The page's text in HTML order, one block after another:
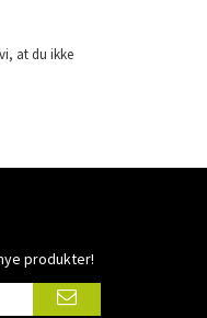
at du ikke
produkter!